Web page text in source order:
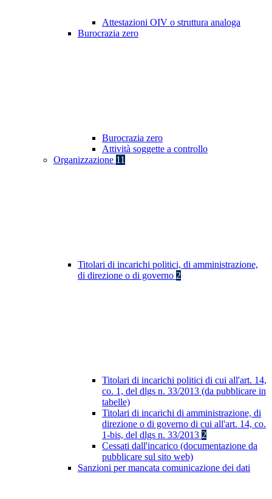
Attestazioni OIV o struttura analoga
Burocrazia zero
Burocrazia zero
Attività soggette a controllo
Organizzazione 11
Titolari di incarichi politici, di amministrazione,
di direzione o di governo 2
Titolari di incarichi politici di cui all'art. 14,
co. 1, del dlgs n. 33/2013 (da pubblicare in
tabelle)
Titolari di incarichi di amministrazione, di
direzione o di governo di cui all'art. 14, co.
1-bis, del dlgs n. 33/2013 2
Cessati dall'incarico (documentazione da
pubblicare sul sito web)
Sanzioni per mancata comunicazione dei dati